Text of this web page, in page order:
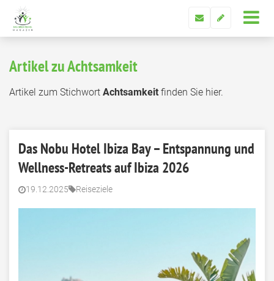
Artikel zu Achtsamkeit
Artikel zum Stichwort Achtsamkeit finden Sie hier.
Das Nobu Hotel Ibiza Bay – Entspannung und
Wellness-Retreats auf Ibiza 2026
19.12.2025 Reiseziele